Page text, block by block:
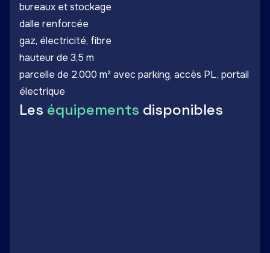
bureaux et stockage
dalle renforcée
gaz, électricité, fibre
hauteur de 3,5 m
parcelle de 2.000 m² avec parking, accès PL, portail
électrique
Les équipements disponibles